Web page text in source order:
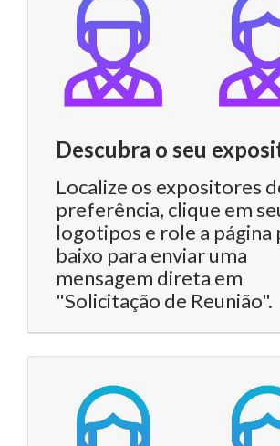
Descubra o seu
Localize os expositores
preferência, clique em
logotipos e role a página
baixo para enviar uma
mensagem direta em
"Solicitação de Reunião".